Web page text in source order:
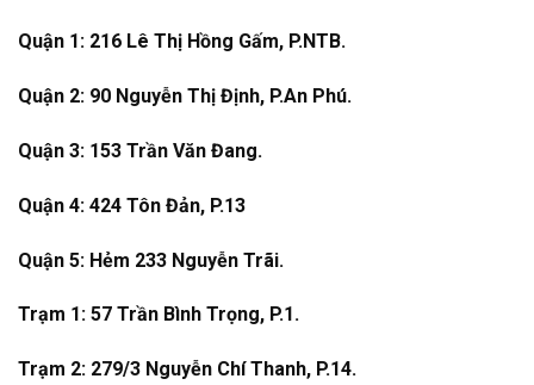
Quận 1: 216 Lê Thị Hồng Gấm, P.NTB.
Quận 2: 90 Nguyễn Thị Định, P.An Phú.
Quận 3: 153 Trần Văn Đang.
Quận 4: 424 Tôn Đản, P.13
Quận 5: Hẻm 233 Nguyễn Trãi.
Trạm 1: 57 Trần Bình Trọng, P.1.
Trạm 2: 279/3 Nguyễn Chí Thanh, P.14.